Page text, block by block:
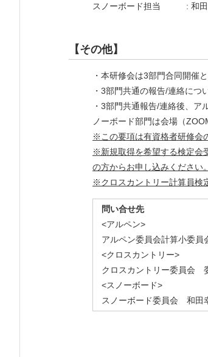
スノーボード担当 : 和田
【その他】
・本研修会は3部門合同開催と
・3部門共通の報告/連絡につ
・3部門共通報告/連絡後、
ノーボード部門は会場（
※この要項は有資格者研修会
※新規取得を希望する検定会
の方からお申し込みください。
※クロスカントリー計算員検
問い合せ先
<アルペン>
アルペン委員会計算小委
<クロスカントリー>
クロスカントリー委員
<スノーボード>
スノーボード委員会 和田